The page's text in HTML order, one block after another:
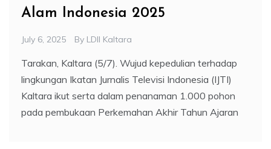
Alam Indonesia 2025
July 6, 2025 By LDII Kaltara
Tarakan, Kaltara (5/7). Wujud kepedulian terhadap
lingkungan Ikatan Jurnalis Televisi Indonesia (IJTI)
Kaltara ikut serta dalam penanaman 1.000 pohon
pada pembukaan Perkemahan Akhir Tahun Ajaran